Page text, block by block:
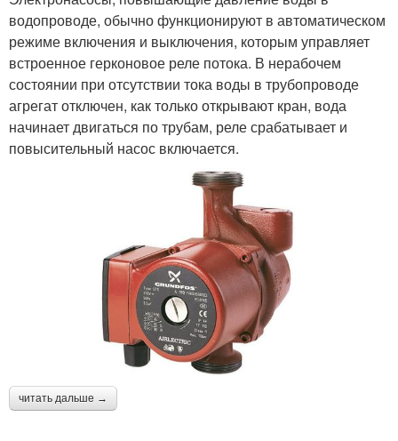
водопроводе, обычно функционируют в автоматическом
режиме включения и выключения, которым управляет
встроенное герконовое реле потока. В нерабочем
состоянии при отсутствии тока воды в трубопроводе
агрегат отключен, как только открывают кран, вода
начинает двигаться по трубам, реле срабатывает и
повысительный насос включается.
читать дальше →